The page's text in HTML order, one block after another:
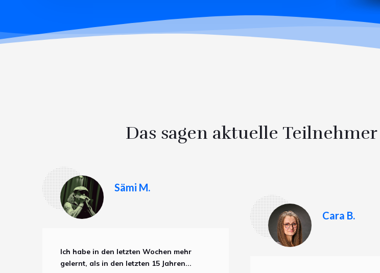
Das sagen aktuelle
Sämi M.
Ich habe in den letzten Wochen mehr
gelernt, als in den letzten 15 Jahren...
Cara B.